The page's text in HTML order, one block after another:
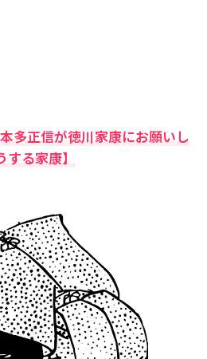
多正信が徳川家康にお願いし
る家康】